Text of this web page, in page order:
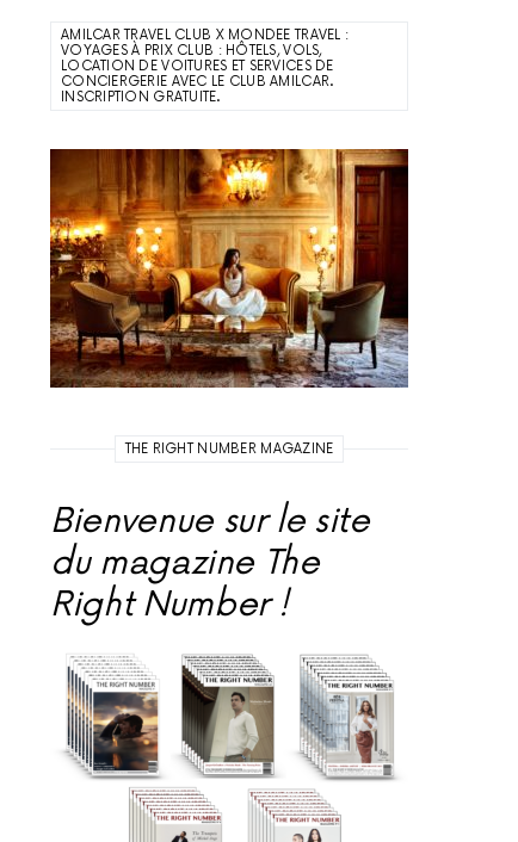
AMILCAR TRAVEL CLUB X MONDEE TRAVEL :
VOYAGES À PRIX CLUB : HÔTELS, VOLS,
LOCATION DE VOITURES ET SERVICES DE
CONCIERGERIE AVEC LE CLUB AMILCAR.
INSCRIPTION GRATUITE.
THE RIGHT NUMBER MAGAZINE
Bienvenue sur le site
du magazine The
Right Number !